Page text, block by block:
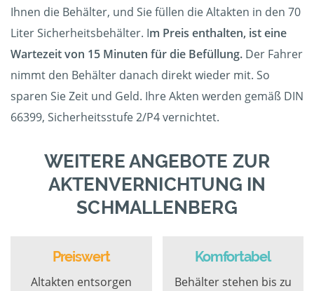
Ihnen die Behälter, und Sie füllen die Altakten in den 70
Liter Sicherheitsbehälter. Im Preis enthalten, ist eine
Wartezeit von 15 Minuten für die Befüllung. Der Fahrer
nimmt den Behälter danach direkt wieder mit. So
sparen Sie Zeit und Geld. Ihre Akten werden gemäß DIN
66399, Sicherheitsstufe 2/P4 vernichtet.
WEITERE ANGEBOTE ZUR
AKTENVERNICHTUNG IN
SCHMALLENBERG
Preiswert
Altakten entsorgen
Komfortabel
Behälter stehen bis zu